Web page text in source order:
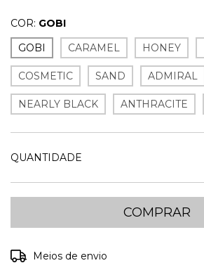
COR: GOBI
GOBI
CARAMEL HONEY
COSMETIC SAND ADMIRAL
NEARLY BLACK ANTHRACITE
QUANTIDADE
Entregas para o CEP:
Meios de envio